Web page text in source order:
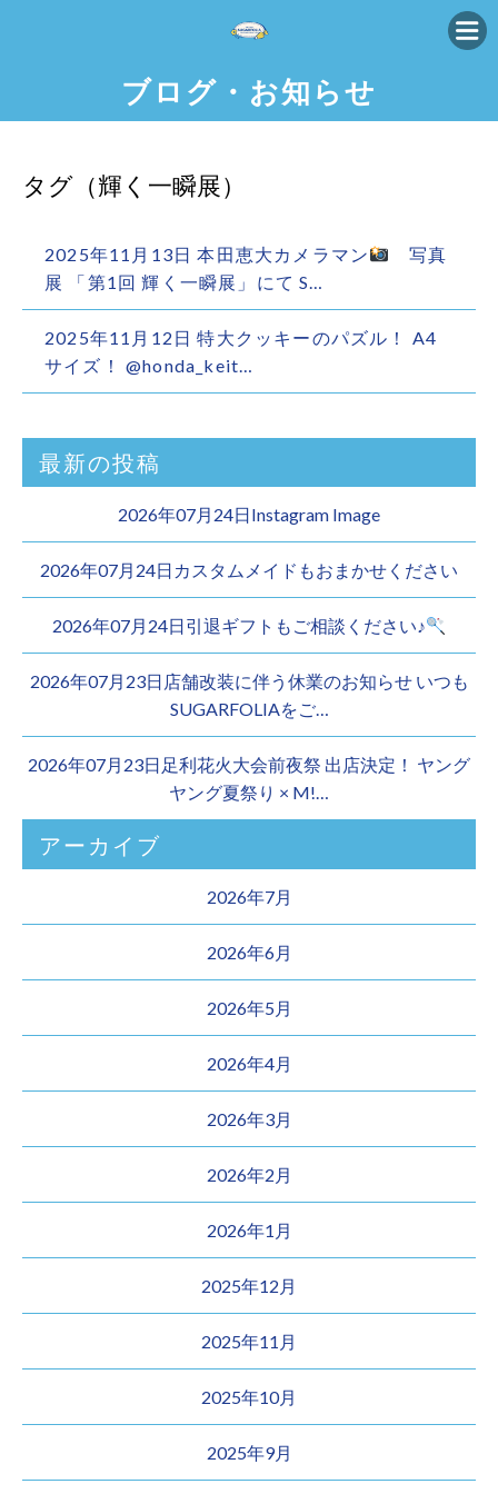
ブログ・お知らせ
タグ（輝く一瞬展）
2025年11月13日 本田恵大カメラマン
写真
展 「第1回 輝く一瞬展」にて S…
2025年11月12日 特大クッキーのパズル！ A4
サイズ！ @honda_keit…
最新の投稿
2026年07月24日Instagram Image
2026年07月24日カスタムメイドもおまかせください︎
2026年07月24日引退ギフトもご相談ください♪
2026年07月23日店舗改装に伴う休業のお知らせ いつも
SUGARFOLIAをご…
2026年07月23日足利花火大会前夜祭 出店決定！ ヤング
ヤング夏祭り × M!…
アーカイブ
2026年7月
2026年6月
2026年5月
2026年4月
2026年3月
2026年2月
2026年1月
2025年12月
2025年11月
2025年10月
2025年9月